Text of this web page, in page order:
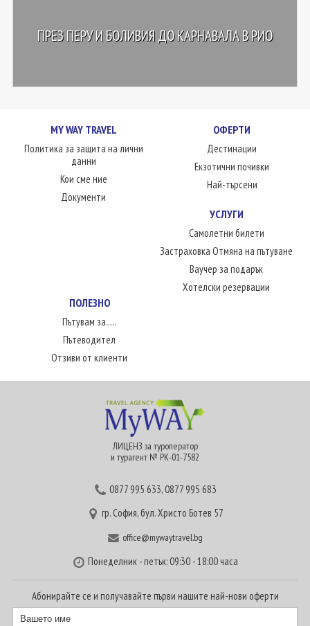
ПРЕЗ ПЕРУ И БОЛИВИЯ ДО КАРНАВАЛА В РИО
MY WAY TRAVEL
Политика за защита на лични
данни
Кои сме ние
Документи
ОФЕРТИ
Дестинации
Екзотични почивки
Най-търсени
УСЛУГИ
Самолетни билети
Застраховка Отмяна на пътуване
Ваучер за подарък
Хотелски резервации
ПОЛЕЗНО
Пътувам за.....
Пътеводител
Отзиви от клиенти
ЛИЦЕНЗ за туроператор
и турагент № РК-01-7582
0877 995 633,0877 995 683
гр. София, бул. Христо Ботев 57
office@mywaytravel.bg
Понеделник - петък: 09:30 - 18:00 часа
Абонирайте се и получавайте първи нашите най-нови оферти